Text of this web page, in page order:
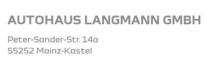
AUTOHAUS LANGMANN GMBH
Peter-Sander-Str. 14a
55252 Mainz-Kastel